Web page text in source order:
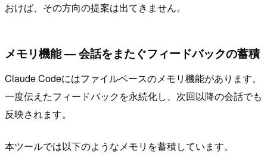
おけば、その方向の提案は出てきません。
メモリ機能 ― 会話をまたぐフィードバックの蓄積
Claude Codeにはファイルベースのメモリ機能があります。
一度伝えたフィードバックを永続化し、次回以降の会話でも
反映されます。
本ツールでは以下のようなメモリを蓄積しています。